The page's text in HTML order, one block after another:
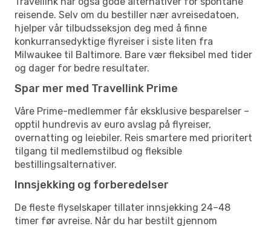
reisende. Selv om du bestiller nær avreisedatoen,
hjelper vår tilbudsseksjon deg med å finne
konkurransedyktige flyreiser i siste liten fra
Milwaukee til Baltimore. Bare vær fleksibel med tider
og dager for bedre resultater.
Spar mer med Travellink Prime
Våre Prime-medlemmer får eksklusive besparelser –
opptil hundrevis av euro avslag på flyreiser,
overnatting og leiebiler. Reis smartere med prioritert
tilgang til medlemstilbud og fleksible
bestillingsalternativer.
Innsjekking og forberedelser
De fleste flyselskaper tillater innsjekking 24–48
timer før avreise. Når du har bestilt gjennom